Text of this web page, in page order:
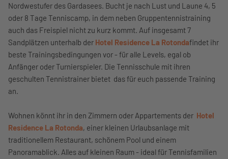
Nordwestufer des Gardasees. Bucht je nach Lust und Laune 4, 5
oder 8 Tage Tenniscamp, in dem neben Gruppentennistraining
auch das Freispiel nicht zu kurz kommt. Auf insgesamt 7
Sandplätzen unterhalb der Hotel Residence La Rotondafindet ihr
beste Trainingsbedingungen vor - für alle Levels, egal ob
Anfänger oder Turnierspieler. Die Tennisschule mit ihren
geschulten Tennistrainer bietet das für euch passende Training
an.
Wohnen könnt ihr in den Zimmern oder Appartements der Hotel
Residence La Rotonda, einer kleinen Urlaubsanlage mit
traditionellem Restaurant, schönem Pool und einem
Panoramablick. Alles auf kleinen Raum - ideal für Tennisfamilien